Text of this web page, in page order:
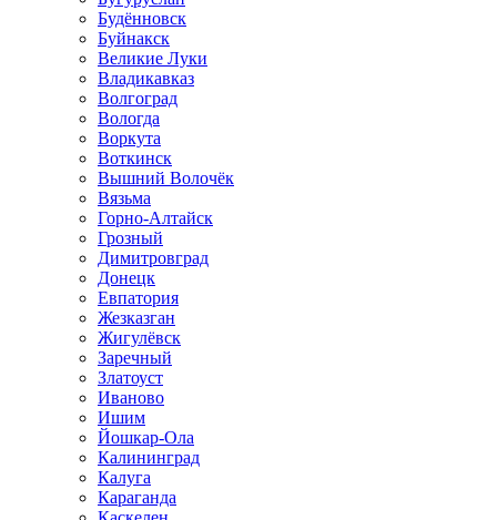
Будённовск
Буйнакск
Великие Луки
Владикавказ
Волгоград
Вологда
Воркута
Воткинск
Вышний Волочёк
Вязьма
Горно-Алтайск
Грозный
Димитровград
Донецк
Евпатория
Жезказган
Жигулёвск
Заречный
Златоуст
Иваново
Ишим
Йошкар-Ола
Калининград
Калуга
Караганда